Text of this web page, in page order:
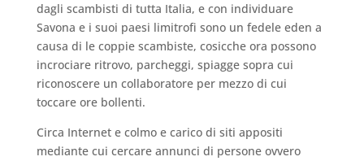
dagli scambisti di tutta Italia, e con individuare
Savona e i suoi paesi limitrofi sono un fedele eden a
causa di le coppie scambiste, cosicche ora possono
incrociare ritrovo, parcheggi, spiagge sopra cui
riconoscere un collaboratore per mezzo di cui
toccare ore bollenti.
Circa Internet e colmo e carico di siti appositi
mediante cui cercare annunci di persone ovvero